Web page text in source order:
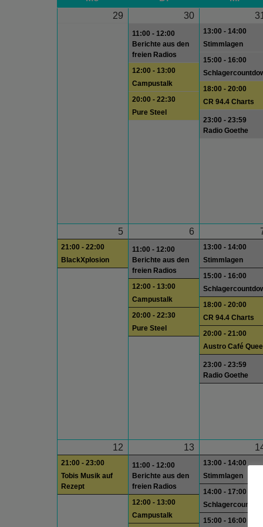
29
30
11:00 - 12:00
Berichte aus den
freien Radios
12:00 - 13:00
Campustalk
20:00 - 22:30
Pure Steel
13:00 - 14:00
Stimmlagen
15:00 - 16:00
18:00 - 20:00
CR 94.4 Charts
23:00 - 23:59
Radio Goethe
5
21:00 - 22:00
BlackXplosion
6
11:00 - 12:00
Berichte aus den
freien Radios
12:00 - 13:00
Campustalk
20:00 - 22:30
Pure Steel
13:00 - 14:00
Stimmlagen
15:00 - 16:00
18:00 - 20:00
CR 94.4 Charts
20:00 - 21:00
Austro Café
23:00 - 23:59
Radio Goethe
12
21:00 - 23:00
Tobis Musik auf
Rezept
13
11:00 - 12:00
Berichte aus den
freien Radios
12:00 - 13:00
Campustalk
13:00 - 14:00
Stimmlagen
14:00 - 17:00
15:00 - 16:00